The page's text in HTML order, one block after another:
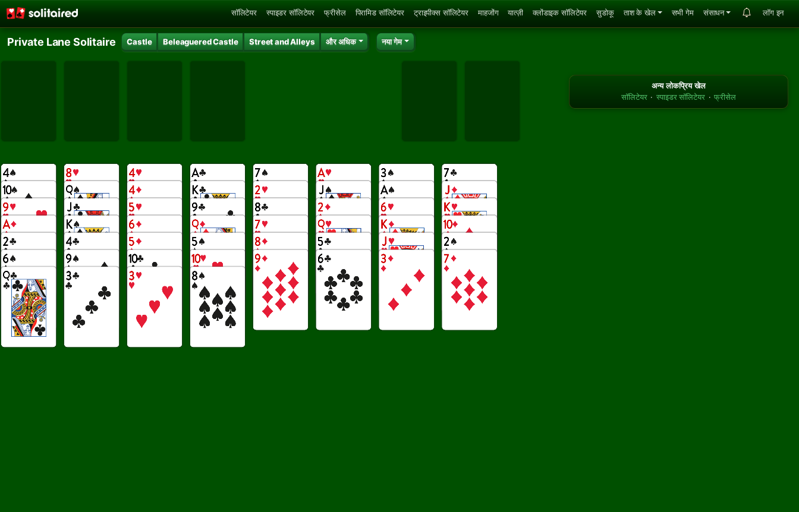
सॉलिटेयर स्पाइडर सॉलिटेयर फ्रीसेल पिरामिड सॉलिटेयर ट्राइपीक्स सॉलिटेयर माहजोंग यात्ज़ी क्लोंडाइक सॉलिटेयर सुडोकू ताश के खेल सभी गेम संसाधन लॉग इन
Private Lane Solitaire Castle Beleaguered Castle Street and Alleys और अधिक नया गेम
अन्य लोकप्रिय खेल
सॉलिटेयर · स्पाइडर सॉलिटेयर · फ्रीसेल